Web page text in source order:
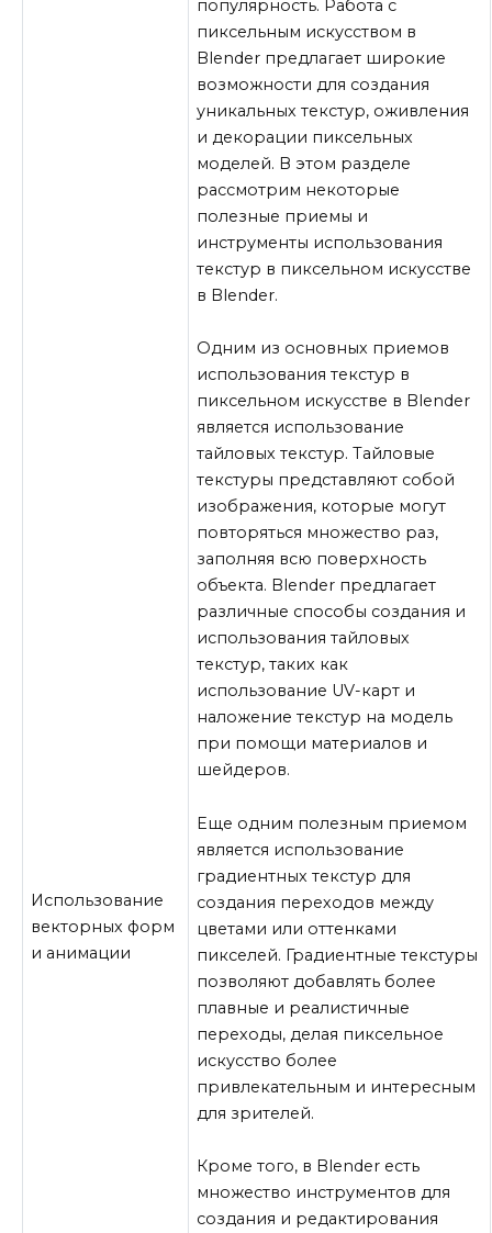
Использование
векторных форм
и анимации
популярность. Работа с
пиксельным искусством в
Blender предлагает широкие
возможности для создания
уникальных текстур, оживления
и декорации пиксельных
моделей. В этом разделе
рассмотрим некоторые
полезные приемы и
инструменты использования
текстур в пиксельном искусстве
в Blender.
Одним из основных приемов
использования текстур в
пиксельном искусстве в Blender
является использование
тайловых текстур. Тайловые
текстуры представляют собой
изображения, которые могут
повторяться множество раз,
заполняя всю поверхность
объекта. Blender предлагает
различные способы создания и
использования тайловых
текстур, таких как
использование UV-карт и
наложение текстур на модель
при помощи материалов и
шейдеров.
Еще одним полезным приемом
является использование
градиентных текстур для
создания переходов между
цветами или оттенками
пикселей. Градиентные текстуры
позволяют добавлять более
плавные и реалистичные
переходы, делая пиксельное
искусство более
привлекательным и интересным
для зрителей.
Кроме того, в Blender есть
множество инструментов для
создания и редактирования